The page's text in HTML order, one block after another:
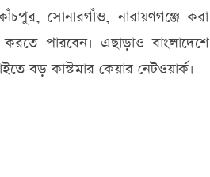
সোনারগাঁও, নারায়ণগঞ্জে করা
পারবেন। এছাড়াও বাংলাদেশে
বড় কাস্টমার কেয়ার নেটওয়ার্ক।